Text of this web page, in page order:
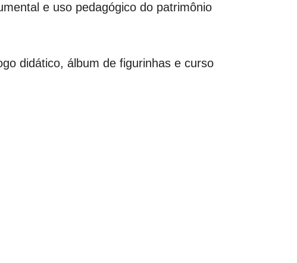
e uso pedagógico do patrimônio
didático, álbum de figurinhas e curso